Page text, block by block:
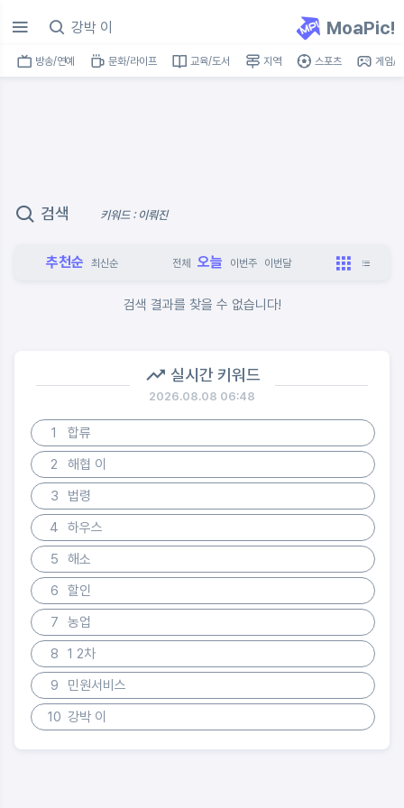
MoaPic!
방송/연예 문화/라이프 교육/도서 지역 스포츠 게임/
검색 키워드 : 이뤄진
추천순 최신순 전체 오늘 이번주 이번달
검색 결과를 찾을 수 없습니다!
실시간 키워드
2026.08.08 06:48
1
합류
2
해협 이
3
법령
4
하우스
5
해소
6
할인
7
농업
8
1 2차
9
민원서비스
10 강박 이